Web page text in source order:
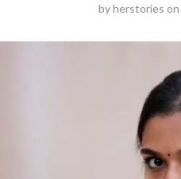
byherstories on